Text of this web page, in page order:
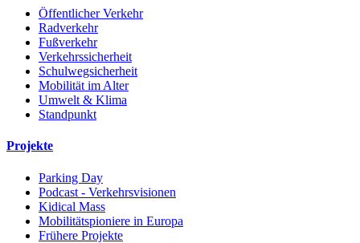
Öffentlicher Verkehr
Radverkehr
Fußverkehr
Verkehrssicherheit
Schulwegsicherheit
Mobilität im Alter
Umwelt & Klima
Standpunkt
Projekte
Parking Day
Podcast - Verkehrsvisionen
Kidical Mass
Mobilitätspioniere in Europa
Frühere Projekte